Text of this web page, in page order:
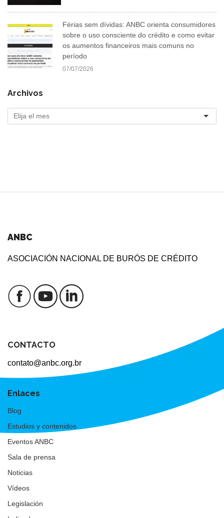
Férias sem dívidas: ANBC orienta consumidores
sobre o uso consciente do crédito e como evitar
os aumentos financeiros mais comuns no
período
07/07/2026
Archivos
ANBC
ASOCIACIÓN NACIONAL DE BURÓS DE CRÉDITO
CONTACTO
contato@anbc.org.br
Enlaces
Blog
Estudios y contenidos
Eventos ANBC
Sala de prensa
Noticias
Vídeos
Legislación